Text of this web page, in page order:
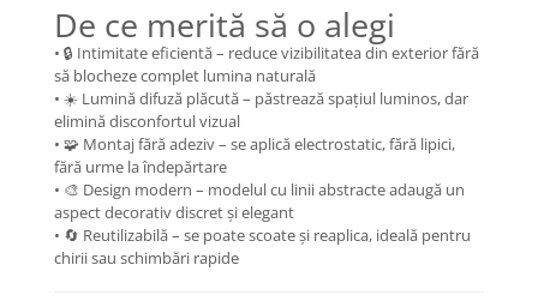
De ce merită să o alegi
• 🔒 Intimitate eficientă – reduce vizibilitatea din exterior fără
să blocheze complet lumina naturală
• ☀️ Lumină difuză plăcută – păstrează spațiul luminos, dar
elimină disconfortul vizual
• 🧩 Montaj fără adeziv – se aplică electrostatic, fără lipici,
fără urme la îndepărtare
• 🎨 Design modern – modelul cu linii abstracte adaugă un
aspect decorativ discret și elegant
• 🔄 Reutilizabilă – se poate scoate și reaplica, ideală pentru
chirii sau schimbări rapide